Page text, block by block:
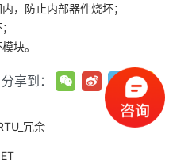
，防止内部器件烧坏；
块。
分享到：
冗余